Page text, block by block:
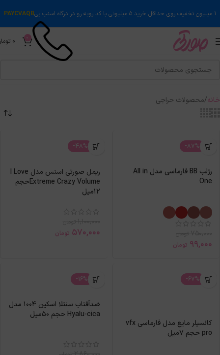
۱ میلیون تخفیف روی حداقل خرید ۵ میلیونی با کد روبه رو در درگاه اسنپ پی PAYCVAQB
0
0
خانه محصولات حراجی
-87%
رژلب BB فارماسی مدل All in
One
99,000 تومان
-48%
ریمل صورتی اسنس مدل I Love
Extreme Crazy Volumeحجم
12میل
570,000 تومان
-67%
کانسیلر مایع مدل فارماسی vfx
pro حجم 7میل
-16%
ضدآفتاب سنتلا اسکین 1004 مدل
Hyalu-cica حجم 50میل